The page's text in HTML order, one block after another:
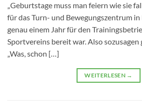
„Geburtstage muss man feiern wie sie
für das Turn- und Bewegungszentrum
genau einem Jahr für den
Sportvereins bereit war. Also sozusagen
„Was, schon […]
WEITERLESEN →